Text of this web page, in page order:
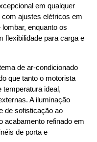
em qualquer
ajustes elétricos em
enquanto os
flexibilidade para carga e
de ar-condicionado
que tanto o motorista
temperatura ideal,
A iluminação
de sofisticação ao
acabamento refinado em
de porta e